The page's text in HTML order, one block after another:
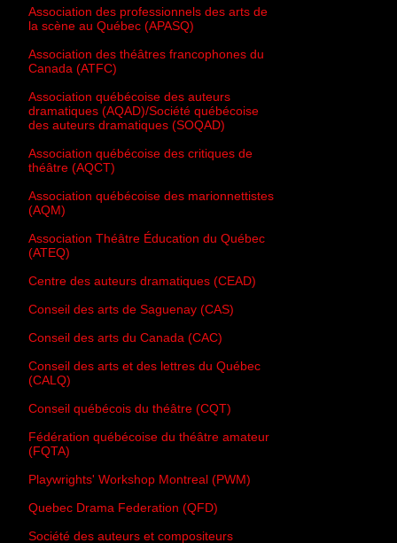
Association des professionnels des arts de
la scène au Québec (APASQ)
Association des théâtres francophones du
Canada (ATFC)
Association québécoise des auteurs
dramatiques (AQAD)/Société québécoise
des auteurs dramatiques (SOQAD)
Association québécoise des critiques de
théâtre (AQCT)
Association québécoise des marionnettistes
(AQM)
Association Théâtre Éducation du Québec
(ATEQ)
Centre des auteurs dramatiques (CEAD)
Conseil des arts de Saguenay (CAS)
Conseil des arts du Canada (CAC)
Conseil des arts et des lettres du Québec
(CALQ)
Conseil québécois du théâtre (CQT)
Fédération québécoise du théâtre amateur
(FQTA)
Playwrights' Workshop Montreal (PWM)
Quebec Drama Federation (QFD)
Société des auteurs et compositeurs